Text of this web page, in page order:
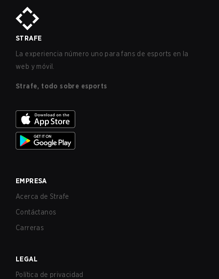
STRAFE
La experiencia número uno para fans de esports en la
web y móvil.
Strafe, todo sobre esports
EMPRESA
Acerca de Strafe
Contáctanos
Carreras
LEGAL
Política de privacidad